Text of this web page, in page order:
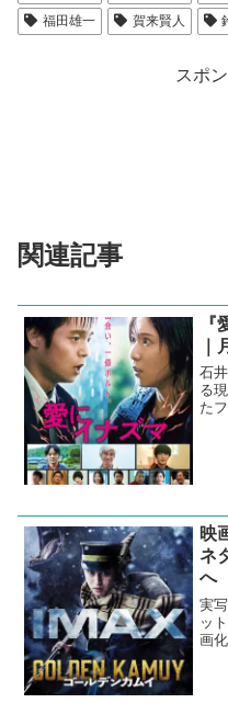
福田雄一
賀来賢人
スポ
関連記事
石
る
た
映
ネ
へ
実
ッ
画化